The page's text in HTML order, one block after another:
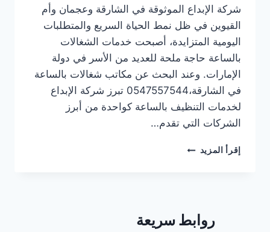
شركة الإبداع الموثوقة في الشارقة وعجمان وأم
القيوين في ظل نمط الحياة السريع والمتطلبات
اليومية المتزايدة، أصبحت خدمات الشغالات
بالساعة حاجة ملحة للعديد من الأسر في دولة
الإمارات. وعند البحث عن مكاتب شغالات بالساعة
في الشارقة،0547557544 تبرز شركة الإبداع
لخدمات التنظيف بالساعة كواحدة من أبرز
الشركات التي تقدم…
إقرأ المزيد مكاتب
روابط سريعة